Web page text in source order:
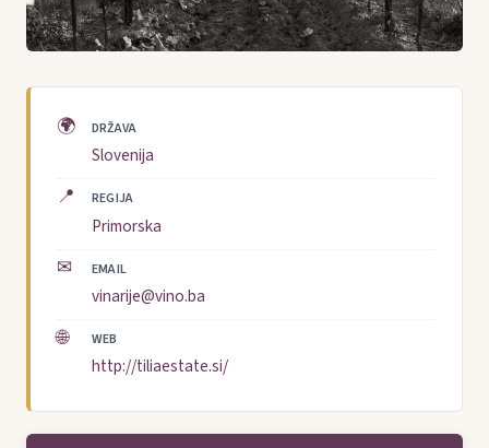
🌍 DRŽAVA
Slovenija
📍 REGIJA
Primorska
✉ EMAIL
vinarije@vino.ba
🌐 WEB
http://tiliaestate.si/